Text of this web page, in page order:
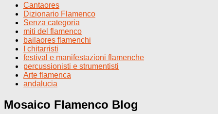
Cantaores
Dizionario Flamenco
Senza categoria
miti del flamenco
bailaores flamenchi
I chitarristi
festival e manifestazioni flamenche
percussionisti e strumentisti
Arte flamenca
andalucia
Mosaico Flamenco Blog